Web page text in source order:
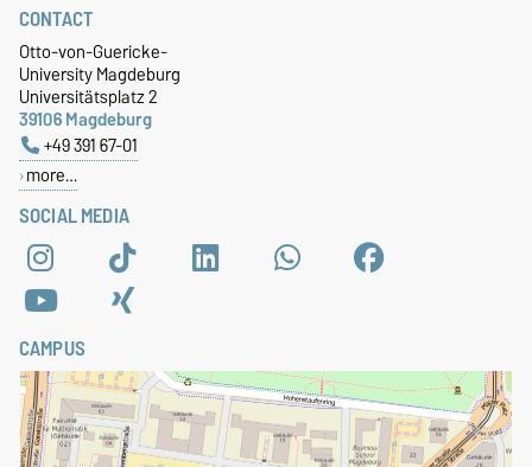
SOCIAL MEDIA
CONTACT
Otto-von-Guericke-
University Magdeburg
Universitätsplatz 2
39106 Magdeburg
+49 391 67-01
more…
CAMPUS